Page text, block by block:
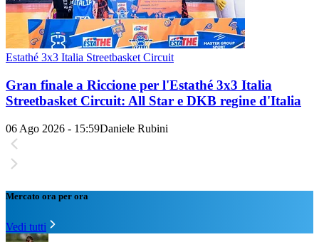
Estathé 3x3 Italia Streetbasket Circuit
Gran finale a Riccione per l'Estathé 3x3 Italia
Streetbasket Circuit: All Star e DKB regine d'Italia
06 Ago 2026 - 15:59Daniele Rubini
Mercato ora per ora
Vedi tutti